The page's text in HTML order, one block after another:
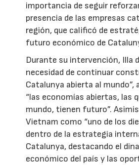
importancia de seguir
presencia de las empresas
región, que calificó de
futuro económico de
Durante su intervención, Illa
necesidad de continuar
Catalunya abierta al mundo”,
“las economías abiertas, las
mundo, tienen futuro”.
Vietnam como “uno de los
dentro de la estrategia
Catalunya, destacando el
económico del país y las